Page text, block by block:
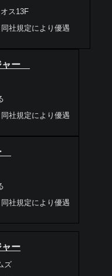
ス13F
社規定により優遇
ャー
社規定により優遇
社規定により優遇
ャー
ズ